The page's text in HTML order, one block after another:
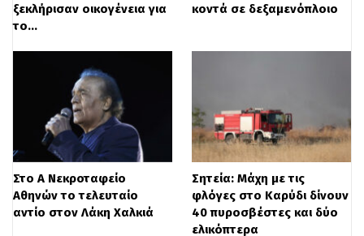
αυτά από το 2022 και μετά κινδυνεύουν
σύνταξης.
«Τώρα τους λένε ότι δεν δικαιούνται να
λάβουν σύνταξη και θα έχουν έως και
επτά χρόνια αύξησης του ορίου ηλικίας
για τη μειωμένη», τόνισε στην εκπόμπή ο
εργατολόγοςΚώστας Τσουκαλάς.
ξεκλήρισαν οικογένεια για
το…
κοντά σε δεξαμενόπλοιο
Στο Α΄ Νεκροταφείο
Αθηνών το τελευταίο
αντίο στον Λάκη Χαλκιά
Σητεία: Μάχη με τις
φλόγες στο Καρύδι δίνουν
40 πυροσβέστες και δύο
ελικόπτερα